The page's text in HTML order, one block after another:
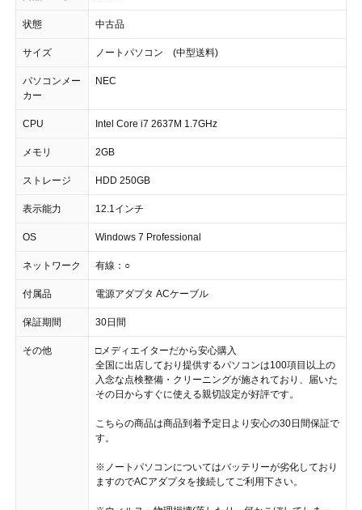
状態 中古品
サイズ ノートパソコン (中型送料)
パソコンメー
カー
NEC
CPU Intel Core i7 2637M 1.7GHz
メモリ 2GB
ストレージ HDD 250GB
表示能力 12.1インチ
OS Windows 7 Professional
ネットワーク 有線：○
付属品 電源アダプタ ACケーブル
保証期間 30日間
その他
□メディエイターだから安心購入
全国に出店しており提供するパソコンは100項目以上の
入念な点検整備・クリーニングが施されており、届いた
その日からすぐに使える親切設定が好評です。
こちらの商品は商品到着予定日より安心の30日間保証で
す。
※ノートパソコンについてはバッテリーが劣化しており
ますのでACアダプタを接続してご利用下さい。